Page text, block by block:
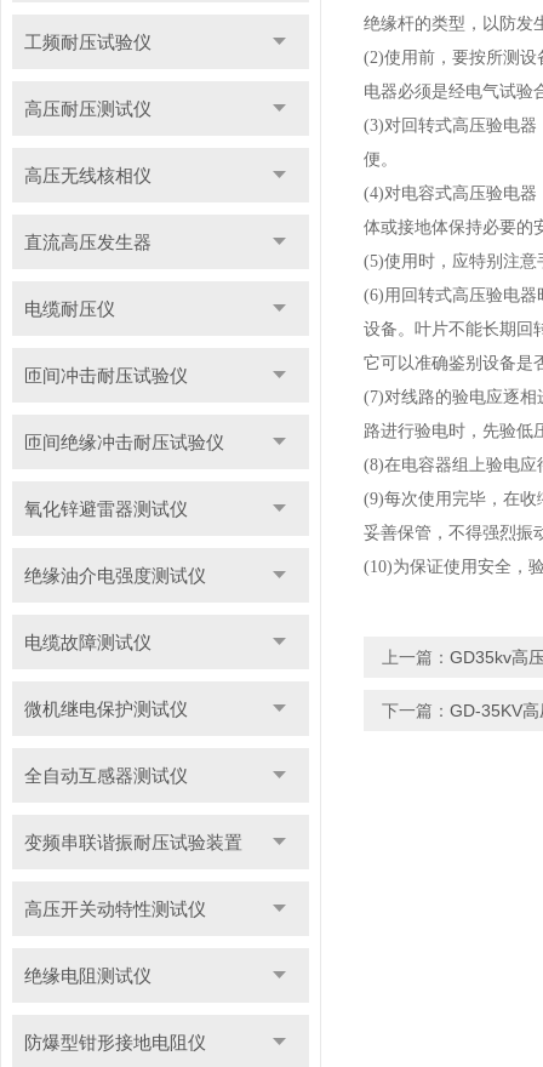
绝缘杆的类型，以
(2)使用前，要按所测设
电器必须是经电气
(3)对回转式高压验电
便。
(4)对电容式高压验电
体或接地体保持必要的
(5)使用时，应特别注
(6)用回转式高压验电
设备。叶片不能长期回
它可以准确鉴别设
(7)对线路的验电应逐
路进行验电时，先验
(8)在电容器组上验电
(9)每次使用完毕，在
妥善保管，不得强烈
(10)为保证使用安全，
上一篇： GD35kv高
下一篇： GD-35KV
工频耐压试验仪
高压耐压测试仪
高压无线核相仪
直流高压发生器
电缆耐压仪
匝间冲击耐压试验仪
匝间绝缘冲击耐压试验仪
氧化锌避雷器测试仪
绝缘油介电强度测试仪
电缆故障测试仪
微机继电保护测试仪
全自动互感器测试仪
变频串联谐振耐压试验装置
高压开关动特性测试仪
绝缘电阻测试仪
防爆型钳形接地电阻仪